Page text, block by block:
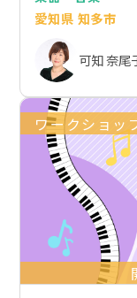
愛知県 知多市
可知 奈尾
ワークショッ